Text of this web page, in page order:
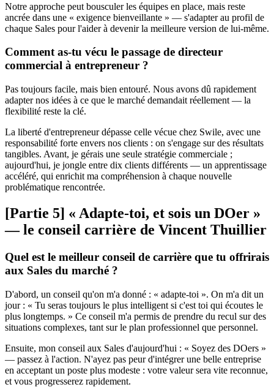
Notre approche peut bousculer les équipes en place, mais reste
ancrée dans une « exigence bienveillante » — s'adapter au profil de
chaque Sales pour l'aider à devenir la meilleure version de lui-même.
Comment as-tu vécu le passage de directeur
commercial à entrepreneur ?
Pas toujours facile, mais bien entouré. Nous avons dû rapidement
adapter nos idées à ce que le marché demandait réellement — la
flexibilité reste la clé.
La liberté d'entrepreneur dépasse celle vécue chez Swile, avec une
responsabilité forte envers nos clients : on s'engage sur des résultats
tangibles. Avant, je gérais une seule stratégie commerciale ;
aujourd'hui, je jongle entre dix clients différents — un apprentissage
accéléré, qui enrichit ma compréhension à chaque nouvelle
problématique rencontrée.
[Partie 5] « Adapte-toi, et sois un DOer »
— le conseil carrière de Vincent Thuillier
Quel est le meilleur conseil de carrière que tu offrirais
aux Sales du marché ?
D'abord, un conseil qu'on m'a donné : « adapte-toi ». On m'a dit un
jour : « Tu seras toujours le plus intelligent si c'est toi qui écoutes le
plus longtemps. » Ce conseil m'a permis de prendre du recul sur des
situations complexes, tant sur le plan professionnel que personnel.
Ensuite, mon conseil aux Sales d'aujourd'hui : « Soyez des DOers »
— passez à l'action. N'ayez pas peur d'intégrer une belle entreprise
en acceptant un poste plus modeste : votre valeur sera vite reconnue,
et vous progresserez rapidement.